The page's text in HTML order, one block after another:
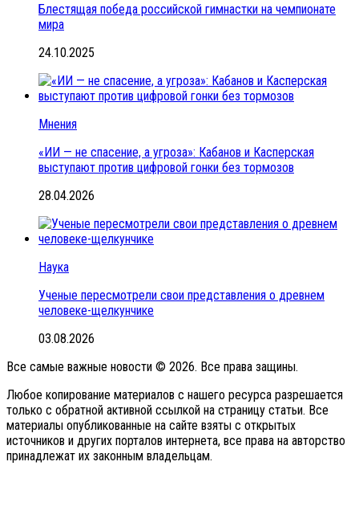
Блестящая победа российской гимнастки на чемпионате
мира
24.10.2025
Мнения
«ИИ — не спасение, а угроза»: Кабанов и Касперская
выступают против цифровой гонки без тормозов
28.04.2026
Наука
Ученые пересмотрели свои представления о древнем
человеке-щелкунчике
03.08.2026
Все самые важные новости © 2026. Все права защины.
Любое копирование материалов с нашего ресурса разрешается
только с обратной активной ссылкой на страницу статьи. Все
материалы опубликованные на сайте взяты с открытых
источников и других порталов интернета, все права на авторство
принадлежат их законным владельцам.